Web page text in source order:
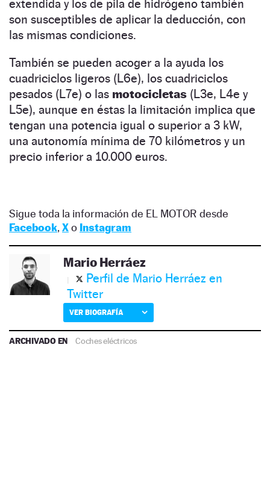
extendida y los de pila de hidrógeno también
son susceptibles de aplicar la deducción, con
las mismas condiciones.
También se pueden acoger a la ayuda los
cuadriciclos ligeros (L6e), los cuadriciclos
pesados (L7e) o las motocicletas (L3e, L4e y
L5e), aunque en éstas la limitación implica que
tengan una potencia igual o superior a 3 kW,
una autonomía mínima de 70 kilómetros y un
precio inferior a 10.000 euros.
Sigue toda la información de EL MOTOR desde
Facebook, Xo Instagram
Mario Herráez
Perfil de Mario Herráez en
Twitter
VER BIOGRAFÍA
ARCHIVADO EN Coches eléctricos